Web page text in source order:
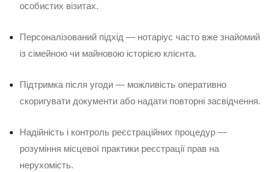
особистих візитах.
Персоналізований підхід — нотаріус часто вже знайомий
із сімейною чи майновою історією клієнта.
Підтримка після угоди — можливість оперативно
скоригувати документи або надати повторні засвідчення.
Надійність і контроль реєстраційних процедур —
розуміння місцевої практики реєстрації прав на
нерухомість.